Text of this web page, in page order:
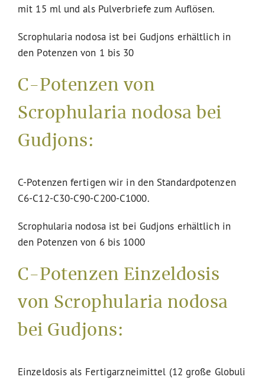
mit 15 ml und als Pulverbriefe zum Auflösen.
Scrophularia nodosa ist bei Gudjons erhältlich in
den Potenzen von 1 bis 30
C-Potenzen von
Scrophularia nodosa bei
Gudjons:
C-Potenzen fertigen wir in den Standardpotenzen
C6-C12-C30-C90-C200-C1000.
Scrophularia nodosa ist bei Gudjons erhältlich in
den Potenzen von 6 bis 1000
C-Potenzen Einzeldosis
von Scrophularia nodosa
bei Gudjons:
Einzeldosis als Fertigarzneimittel (12 große Globuli